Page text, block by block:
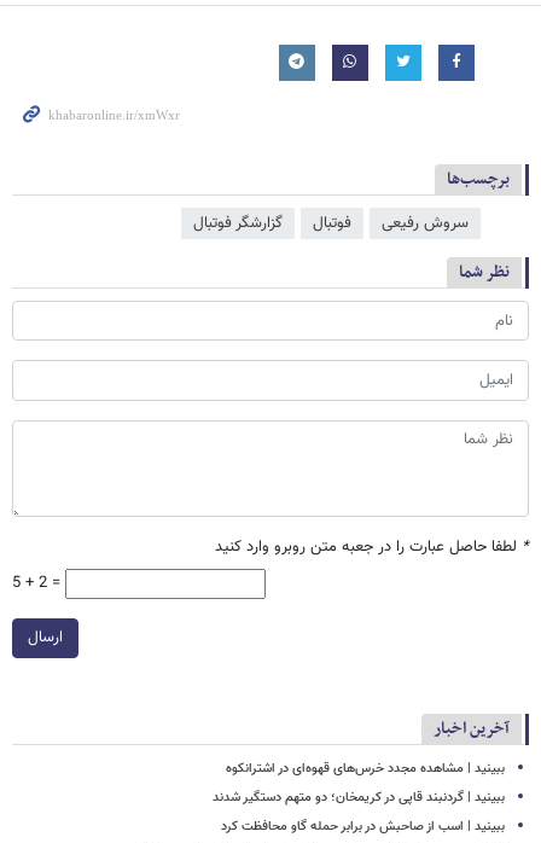
برچسب‌ها
سروش رفیعی فوتبال گزارشگر فوتبال
نظر شما
* لطفا حاصل عبارت را در جعبه متن روبرو وارد کنید
5 + 2 =
ارسال
آخرین اخبار
ببینید | مشاهده مجدد خرس‌های قهوه‌ای در اشترانکوه
ببینید | گردنبند قاپی در کریمخان؛ دو متهم دستگیر شدند
ببینید | اسب از صاحبش در برابر حمله گاو محافظت کرد